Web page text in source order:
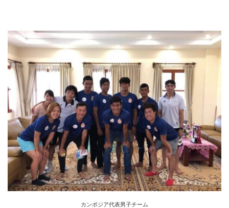
カンボジア代表男子チーム